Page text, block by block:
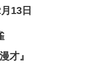
13日
才』